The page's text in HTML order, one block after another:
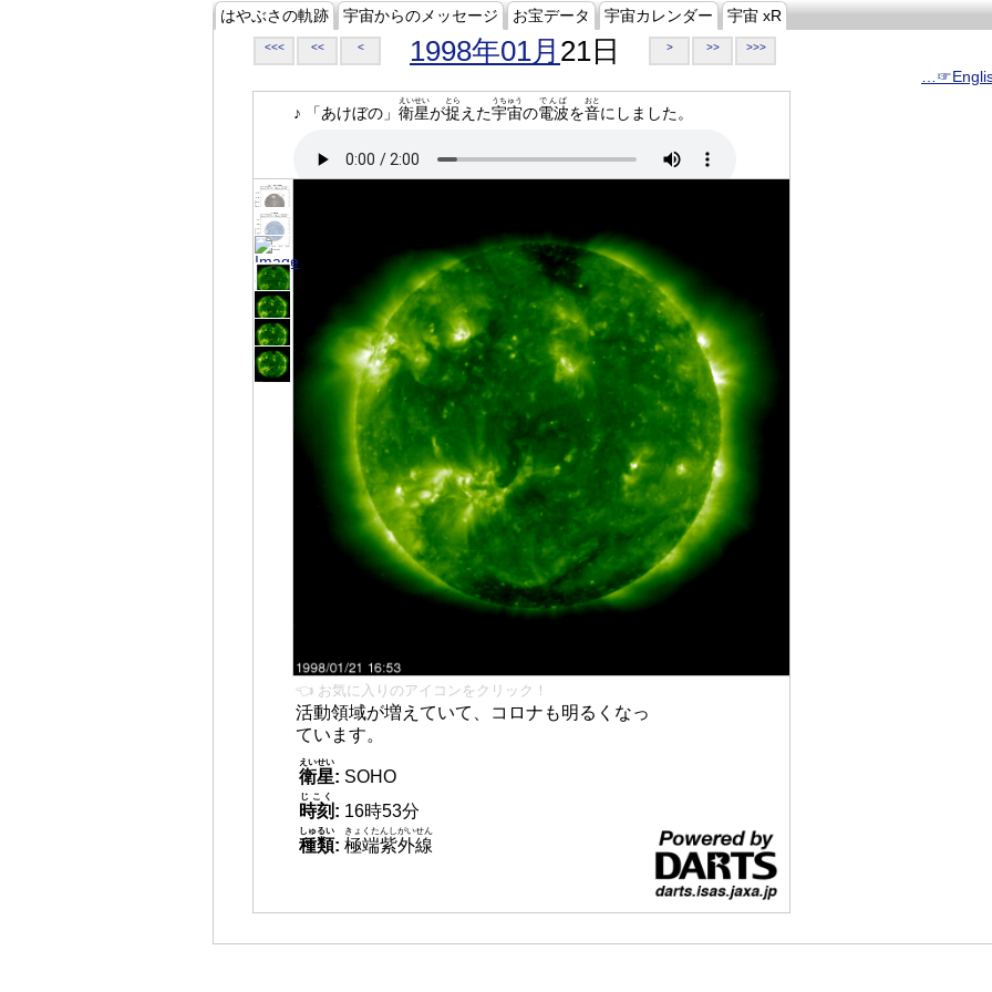
はやぶさの軌跡 宇宙からのメッセージ お宝データ 宇宙カレンダー 宇宙 xR
<<< << < 1998年01月 21日 > >> >>>
♪ 「あけぼの」 衛星
えいせい
が捉
とら
えた宇宙
うちゅう
の電波
でんぱ
を音
おと
にしました。
👈 お気に入りのアイコンをクリック！
活動領域が増えていて、コロナも明るくなっ
ています。
衛星
えいせい
: SOHO
時刻
じこく
: 16時53分
種類
しゅるい
: 極端紫外線
きょくたんしがいせん